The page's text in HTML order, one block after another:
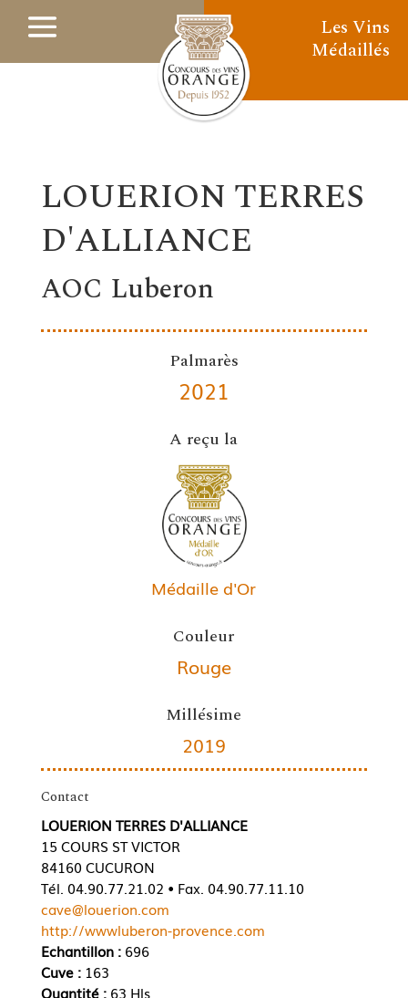
Les Vins
Médaillés
LOUERION TERRES
D'ALLIANCE
AOC Luberon
Palmarès
2021
A reçu la
Médaille d'Or
Couleur
Rouge
Millésime
2019
Contact
LOUERION TERRES D'ALLIANCE
15 COURS ST VICTOR
84160 CUCURON
Tél. 04.90.77.21.02 • Fax. 04.90.77.11.10
cave@louerion.com
http://wwwluberon-provence.com
Echantillon :696
Cuve : 163
Quantité : 63 Hls